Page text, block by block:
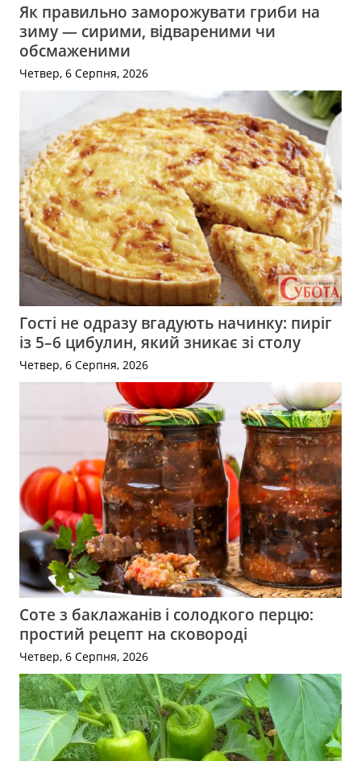
Як правильно заморожувати гриби на
зиму — сирими, відвареними чи
обсмаженими
Четвер, 6 Серпня, 2026
Гості не одразу вгадують начинку: пиріг
із 5–6 цибулин, який зникає зі столу
Четвер, 6 Серпня, 2026
Соте з баклажанів і солодкого перцю:
простий рецепт на сковороді
Четвер, 6 Серпня, 2026